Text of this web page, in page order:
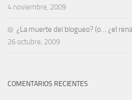
4 noviembre, 2009
¿La muerte del blogueo? (o… ¿el
26 octubre, 2009
COMENTARIOS RECIENTES